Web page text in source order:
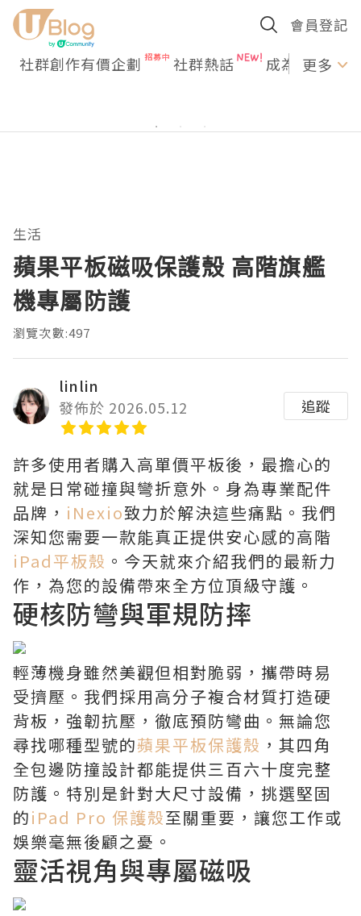
會員登記
社群創作有價企劃 社群熱話 成為U更多
生活
蘋果平板磁吸保護殼 高階旗艦
機專屬防護
瀏覽次數:497
linlin
發佈於 2026.05.12
追蹤
許多使用者購入高單價平板後，最擔心的
就是日常碰撞與彎折意外。身為專業配件
品牌， iNexio致力於解決這些痛點。我們
深知您需要一款能真正提供安心感的高階
iPad平板殼 。今天就來介紹我們的最新力
作，為您的設備帶來全方位頂級守護。
硬核防彎與軍規防摔
輕薄機身雖然美觀但相對脆弱，攜帶時易
受擠壓。我們採用高分子複合材質打造硬
背板，強韌抗壓，徹底預防彎曲。無論您
尋找哪種型號的蘋果平板保護殼 ，其四角
全包邊防撞設計都能提供三百六十度完整
防護。特別是針對大尺寸設備，挑選堅固
的iPad Pro 保護殼至關重要，讓您工作或
娛樂毫無後顧之憂。
靈活視角與專屬磁吸